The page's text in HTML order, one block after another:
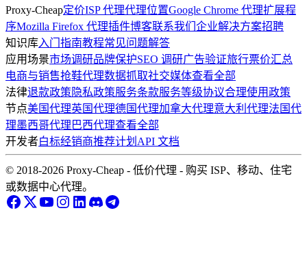
Proxy-Cheap定价ISP 代理代理位置Google Chrome 代理扩展程
序Mozilla Firefox 代理插件博客联系我们 企业解决方案招聘
知识库入门指南教程常见问题解答
应用场景市场调研品牌保护SEO 调研广告验证旅行票价汇总
电商与销售抢鞋代理数据抓取社交媒体查看全部
法律退款政策 隐私政策服务条款服务等级协议合理使用政策
节点美国代理英国代理德国代理加拿大代理意大利代理法国代
理墨西哥代理 巴西代理查看全部
开发者白标经销商推荐计划 API 文档
© 2018-2026 Proxy-Cheap - 低价代理 - 购买 ISP、移动、住宅
或数据中心代理。